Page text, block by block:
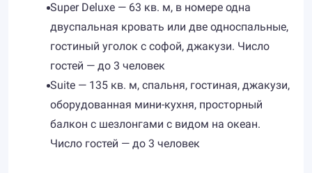
Super Deluxe — 63 кв. м, в номере одна
двуспальная кровать или две односпальные,
гостиный уголок с софой, джакузи. Число
гостей — до 3 человек
Suite — 135 кв. м, спальня, гостиная, джакузи,
оборудованная мини-кухня, просторный
балкон с шезлонгами с видом на океан.
Число гостей — до 3 человек